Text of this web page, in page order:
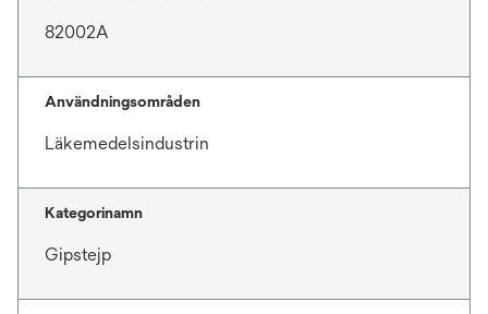
82002A
Användningsområden
Läkemedelsindustrin
Kategorinamn
Gipstejp